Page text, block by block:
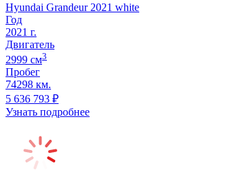
Hyundai Grandeur 2021 white
Год
2021 г.
Двигатель
2999 cм3
Пробег
74298 км.
5 636 793 ₽
Узнать подробнее